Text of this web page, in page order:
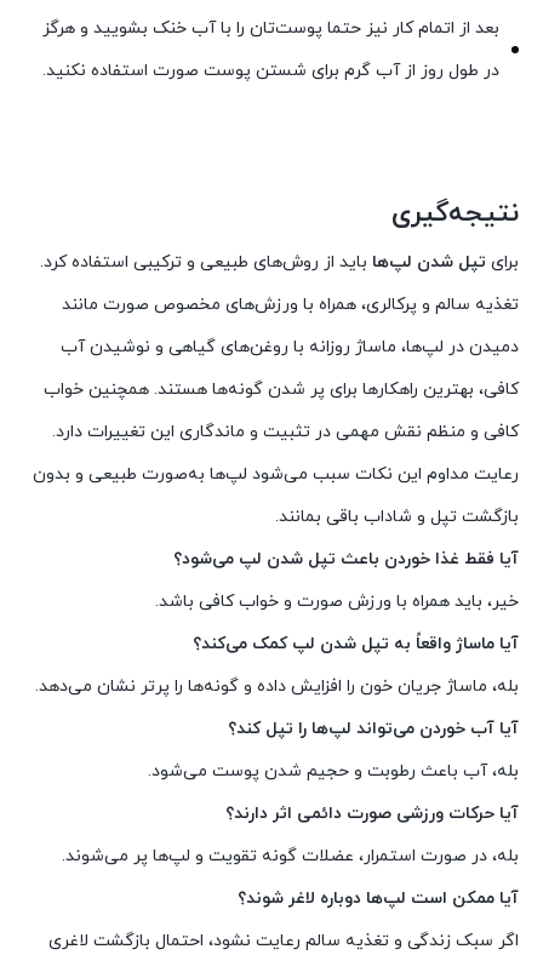
بعد از اتمام کار نیز حتما پوست‌تان را با آب خنک بشویید و هرگز
در طول روز از آب گرم برای شستن پوست صورت استفاده نکنید.
نتیجه‌گیری
برای تپل شدن لپ‌ها باید از روش‌های طبیعی و ترکیبی استفاده کرد.
تغذیه سالم و پرکالری، همراه با ورزش‌های مخصوص صورت مانند
دمیدن در لپ‌ها، ماساژ روزانه با روغن‌های گیاهی و نوشیدن آب
کافی، بهترین راهکارها برای پر شدن گونه‌ها هستند. همچنین خواب
کافی و منظم نقش مهمی در تثبیت و ماندگاری این تغییرات دارد.
رعایت مداوم این نکات سبب می‌شود لپ‌ها به‌صورت طبیعی و بدون
بازگشت تپل و شاداب باقی بمانند.
آیا فقط غذا خوردن باعث تپل شدن لپ می‌شود؟
خیر، باید همراه با ورزش صورت و خواب کافی باشد.
آیا ماساژ واقعاً به تپل شدن لپ کمک می‌کند؟
بله، ماساژ جریان خون را افزایش داده و گونه‌ها را پرتر نشان می‌دهد.
آیا آب خوردن می‌تواند لپ‌ها را تپل کند؟
بله، آب باعث رطوبت و حجیم شدن پوست می‌شود.
آیا حرکات ورزشی صورت دائمی اثر دارند؟
بله، در صورت استمرار، عضلات گونه تقویت و لپ‌ها پر می‌شوند.
آیا ممکن است لپ‌ها دوباره لاغر شوند؟
اگر سبک زندگی و تغذیه سالم رعایت نشود، احتمال بازگشت لاغری